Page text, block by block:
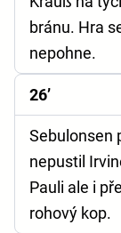
bránu. Hra
nepohne.
26’
Sebulonsen
nepustil
Pauli ale i
rohový kop.